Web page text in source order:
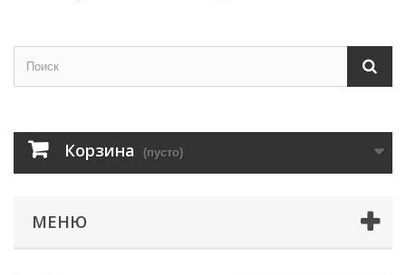
Корзина (пусто)
МЕНЮ